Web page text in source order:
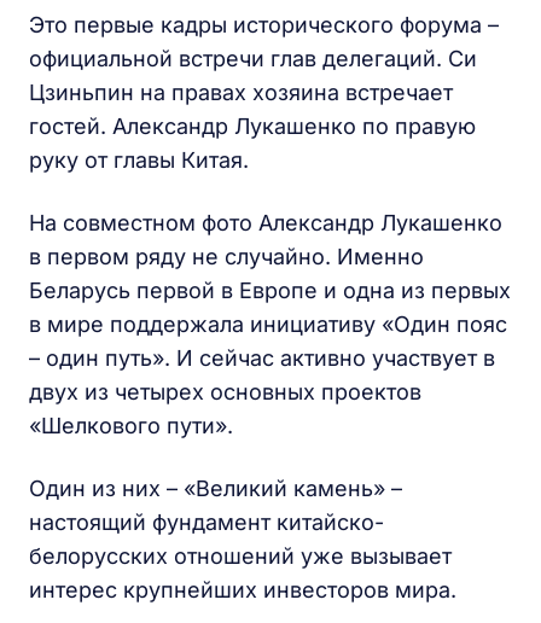
Это первые кадры исторического форума –
официальной встречи глав делегаций. Си
Цзиньпин на правах хозяина встречает
гостей. Александр Лукашенко по правую
руку от главы Китая.
На совместном фото Александр Лукашенко
в первом ряду не случайно. Именно
Беларусь первой в Европе и одна из первых
в мире поддержала инициативу «Один пояс
– один путь». И сейчас активно участвует в
двух из четырех основных проектов
«Шелкового пути».
Один из них – «Великий камень» –
настоящий фундамент китайско-
белорусских отношений уже вызывает
интерес крупнейших инвесторов мира.